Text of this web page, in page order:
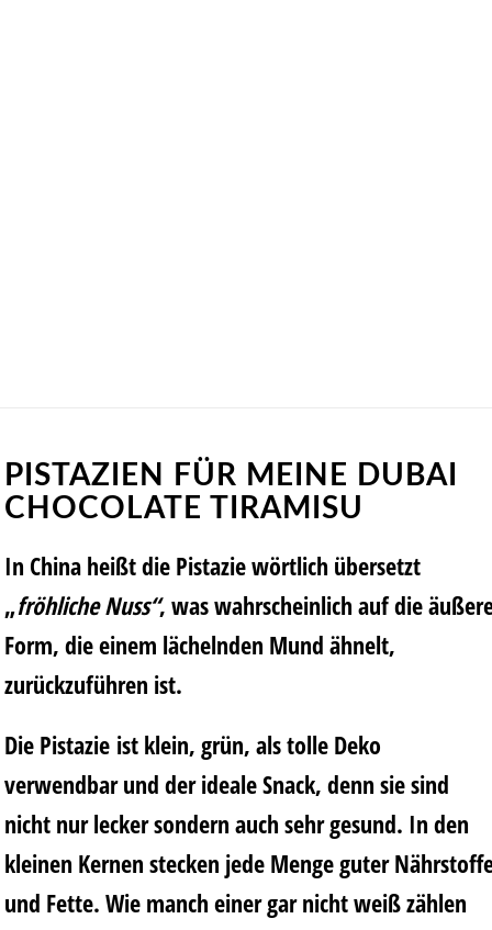
PISTAZIEN
FÜR MEINE DUBAI
CHOCOLATE TIRAMISU
In China heißt die Pistazie wörtlich übersetzt
„fröhliche Nuss“, was wahrscheinlich auf die
Form, die einem lächelnden Mund ähnelt,
zurückzuführen ist.
Die Pistazie ist klein, grün, als tolle Deko
verwendbar und der ideale Snack, denn sie sind
nicht nur lecker sondern auch sehr gesund. In den
kleinen Kernen stecken jede Menge guter
und Fette. Wie manch einer gar nicht weiß zählen